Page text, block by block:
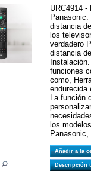
URC4914 -
distancia
los
verdadero
distancia
funciones
como,
endurecida
La función
los
Añadir a la
Descripción